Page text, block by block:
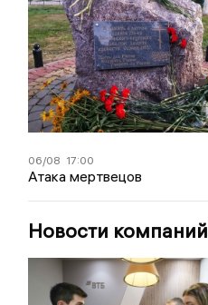
06/08 17:00
Атака мертвецов
Новости компаний